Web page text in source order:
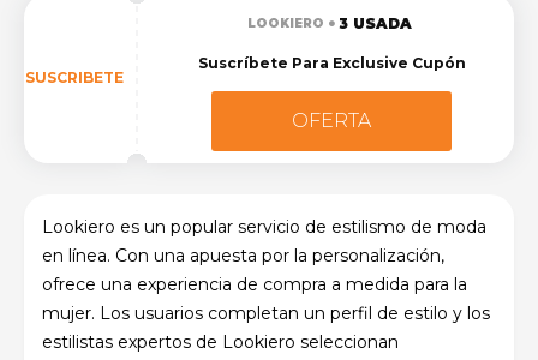
SUSCRIBETE
LOOKIERO 3 USADA
Suscríbete Para Exclusive Cupón
OFERTA
Lookiero es un popular servicio de estilismo de moda
en línea. Con una apuesta por la personalización,
ofrece una experiencia de compra a medida para la
mujer. Los usuarios completan un perfil de estilo y los
estilistas expertos de Lookiero seleccionan